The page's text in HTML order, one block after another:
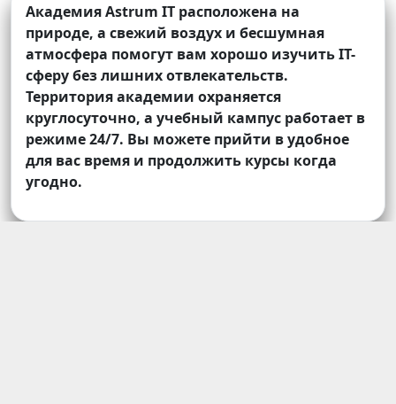
Академия Astrum IT расположена на
природе, а свежий воздух и бесшумная
атмосфера помогут вам хорошо изучить IT-
сферу без лишних отвлекательств.
Территория академии охраняется
круглосуточно, а учебный кампус работает в
режиме 24/7. Вы можете прийти в удобное
для вас время и продолжить курсы когда
угодно.